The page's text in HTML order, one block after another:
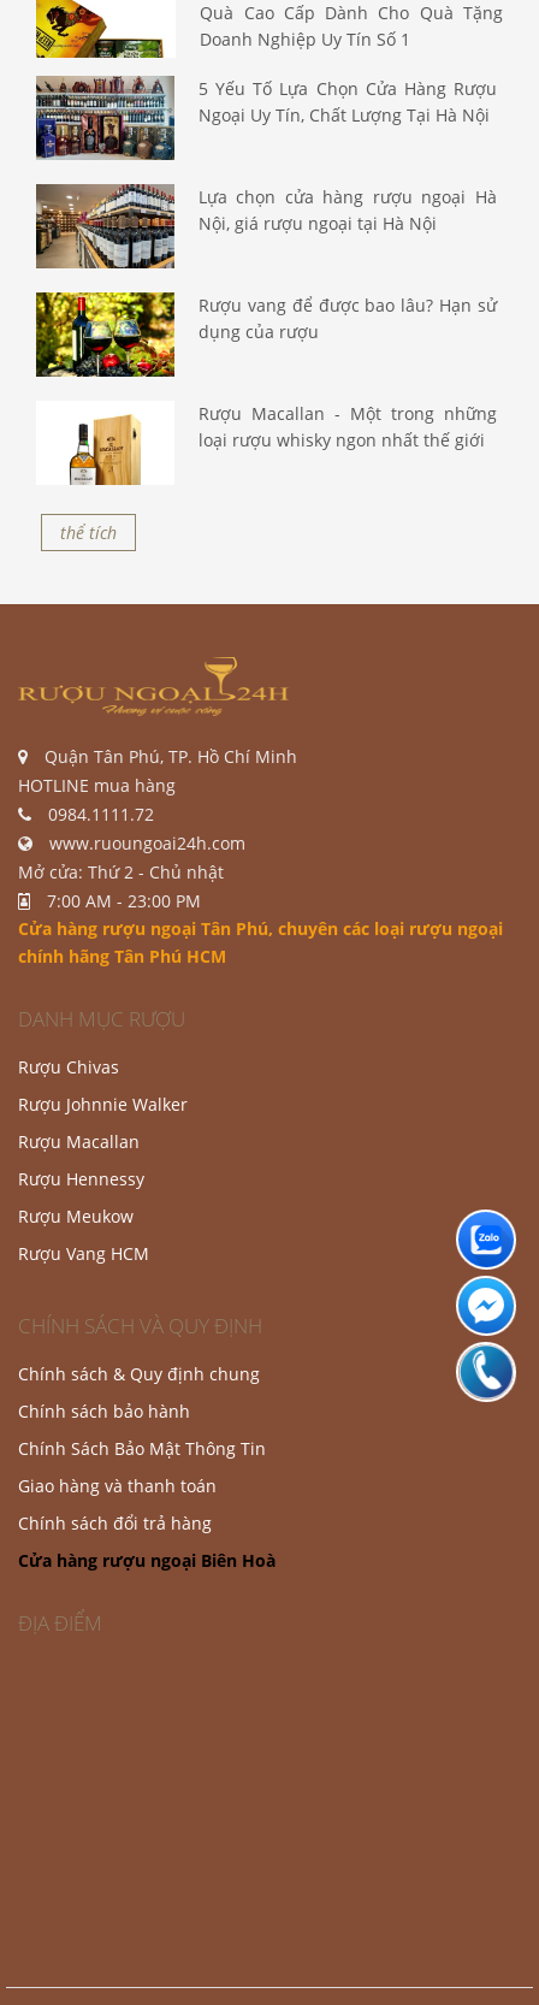
Quà Cao Cấp Dành Cho Quà Tặng
Doanh Nghiệp Uy Tín Số 1
5 Yếu Tố Lựa Chọn Cửa Hàng Rượu
Ngoại Uy Tín, Chất Lượng Tại Hà Nội
Lựa chọn cửa hàng rượu ngoại Hà
Nội, giá rượu ngoại tại Hà Nội
Rượu vang để được bao lâu? Hạn sử
dụng của rượu
Rượu Macallan - Một trong những
loại rượu whisky ngon nhất thế giới
thể tích
Quận Tân Phú, TP. Hồ Chí Minh
HOTLINE mua hàng
0984.1111.72
www.ruoungoai24h.com
Mở cửa: Thứ 2 - Chủ nhật
7:00 AM - 23:00 PM
Cửa hàng rượu ngoại Tân Phú, chuyên các loại rượu ngoại
chính hãng Tân Phú HCM
DANH MỤC RƯỢU
Rượu Chivas
Rượu Johnnie Walker
Rượu Macallan
Rượu Hennessy
Rượu Meukow
Rượu Vang HCM
CHÍNH SÁCH VÀ QUY ĐỊNH
Chính sách & Quy định chung
Chính sách bảo hành
Chính Sách Bảo Mật Thông Tin
Giao hàng và thanh toán
Chính sách đổi trả hàng
Cửa hàng rượu ngoại Biên Hoà
ĐỊA ĐIỂM